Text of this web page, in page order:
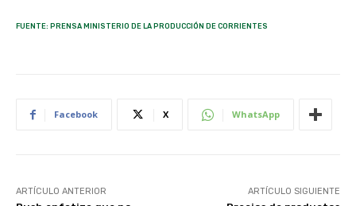
FUENTE: PRENSA MINISTERIO DE LA PRODUCCIÓN DE CORRIENTES
Facebook X WhatsApp
ARTÍCULO ANTERIOR ARTÍCULO SIGUIENTE